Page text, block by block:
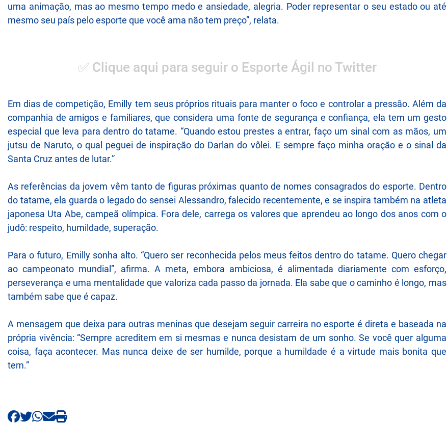
uma animação, mas ao mesmo tempo medo e ansiedade, alegria. Poder representar o seu estado ou até
mesmo seu país pelo esporte que você ama não tem preço”, relata.
✅ Clique aqui para seguir o Esporte Ágil no Twitter
Em dias de competição, Emilly tem seus próprios rituais para manter o foco e controlar a pressão. Além da
companhia de amigos e familiares, que considera uma fonte de segurança e confiança, ela tem um gesto
especial que leva para dentro do tatame. “Quando estou prestes a entrar, faço um sinal com as mãos, um
jutsu de Naruto, o qual peguei de inspiração do Darlan do vôlei. E sempre faço minha oração e o sinal da
Santa Cruz antes de lutar.”
As referências da jovem vêm tanto de figuras próximas quanto de nomes consagrados do esporte. Dentro
do tatame, ela guarda o legado do sensei Alessandro, falecido recentemente, e se inspira também na atleta
japonesa Uta Abe, campeã olímpica. Fora dele, carrega os valores que aprendeu ao longo dos anos com o
judô: respeito, humildade, superação.
Para o futuro, Emilly sonha alto. “Quero ser reconhecida pelos meus feitos dentro do tatame. Quero chegar
ao campeonato mundial”, afirma. A meta, embora ambiciosa, é alimentada diariamente com esforço,
perseverança e uma mentalidade que valoriza cada passo da jornada. Ela sabe que o caminho é longo, mas
também sabe que é capaz.
A mensagem que deixa para outras meninas que desejam seguir carreira no esporte é direta e baseada na
própria vivência: “Sempre acreditem em si mesmas e nunca desistam de um sonho. Se você quer alguma
coisa, faça acontecer. Mas nunca deixe de ser humilde, porque a humildade é a virtude mais bonita que
tem.”